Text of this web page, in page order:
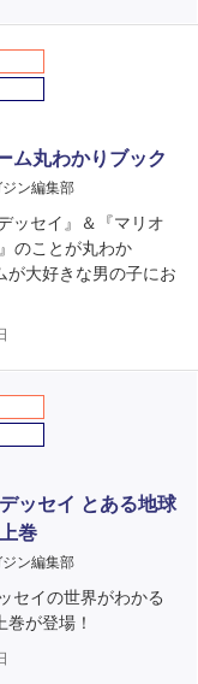
ム丸わかりブック
ン編集部
ッセイ』＆『マリオ
のことが丸わか
大好きな男の子にお
ッセイ とある地球
巻
ン編集部
セイの世界がわかる
が登場！